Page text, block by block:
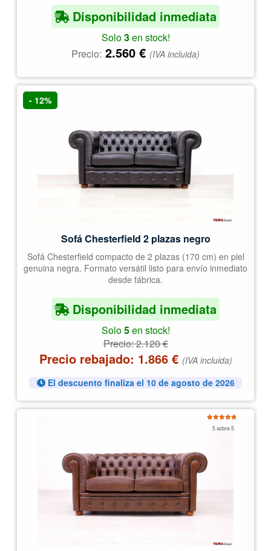
Disponibilidad inmediata
Solo3en stock!
Precio: 2.560 € (IVA incluida)
Sofá Chesterfield 2 plazas negro
Sofá Chesterfield compacto de 2 plazas (170 cm) en piel
genuina negra. Formato versátil listo para envío inmediato
desde fábrica.
- 12%
Disponibilidad inmediata
Solo5en stock!
Precio:2.120€
Precio rebajado: 1.866 € (IVA incluida)
El descuento finaliza el 10 de agosto de 2026
5 sobre 5